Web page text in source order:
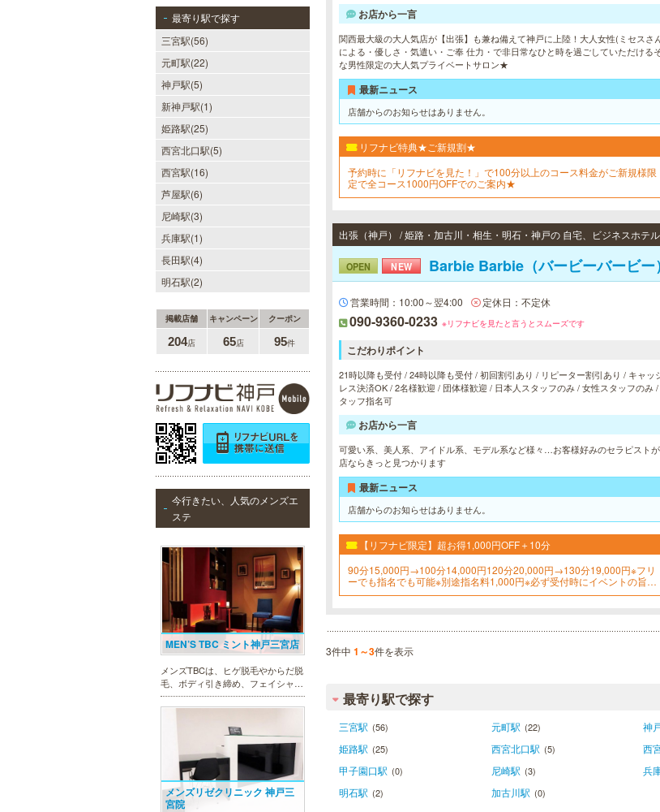
最寄り駅で探す
三宮駅(56)
元町駅(22)
神戸駅(5)
新神戸駅(1)
姫路駅(25)
西宮北口駅(5)
西宮駅(16)
芦屋駅(6)
尼崎駅(3)
兵庫駅(1)
長田駅(4)
明石駅(2)
掲載店舗 キャンペーン クーポン
204店 65店 95件
今行きたい、人気のメンズエ
ステ
MEN’S TBC ミント神戸三宮店
メンズTBCは、ヒゲ脱毛やからだ脱
毛、ボディ引き締め、フェイシャル
等、清潔感を保ちたい方や、お手入
れを楽に済ませたい方を全力でサポ
用意し、お待ちしております。
メンズリゼクリニック 神戸三
宮院
お店から一言
関西最大級の大人気店が【出張】も兼ね備えて神戸に上陸！大人女性(ミセスさ
による・優しさ・気遣い・ご奉 仕力・で非日常なひと時を過ごしていただける
な男性限定の大人気プライベートサロン★
最新ニュース
店舗からのお知らせはありません。
リフナビ特典★ご新規割★
予約時に「リフナビを見た！」で100分以上のコース料金がご新規様限
定で全コース1000円OFFでのご案内★
出張（神戸） / 姫路・加古川・相生・明石・神戸の 自宅、ビジネスホテ
OPEN NEW Barbie Barbie（バービーバービー
営業時間：10:00～翌4:00 定休日：不定休
090-9360-0233 ※リフナビを見たと言うとスムーズです
こだわりポイント
21時以降も受付 / 24時以降も受付 / 初回割引あり / リピーター割引あり / キャッ
レス決済OK / 2名様歓迎 / 団体様歓迎 / 日本人スタッフのみ / 女性スタッフのみ /
タッフ指名可
お店から一言
可愛い系、美人系、アイドル系、モデル系など様々…お客様好みのセラピスト
店ならきっと見つかります
最新ニュース
店舗からのお知らせはありません。
【リフナビ限定】超お得1,000円OFF＋10分
90分15,000円→100分14,000円120分20,000円→130分19,000円※フリ
ーでも指名でも可能※別途指名料1,000円※必ず受付時にイベントの旨を
お申し付けください
3件中 1～3件を表示
最寄り駅で探す
三宮駅 (56) 元町駅 (22) 神
姫路駅 (25) 西宮北口駅 (5) 西
甲子園口駅 (0) 尼崎駅 (3) 兵
明石駅 (2) 加古川駅 (0)